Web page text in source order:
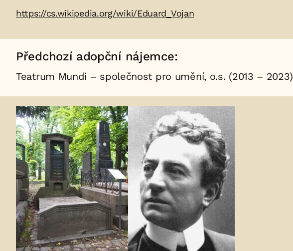
Zdroje:
https://cs.wikipedia.org/wiki/Eduard_Vojan
Předchozí adopční nájemce:
Teatrum Mundi – společnost pro umění, o.s. (2013 – 2023)
Fotogalerie: